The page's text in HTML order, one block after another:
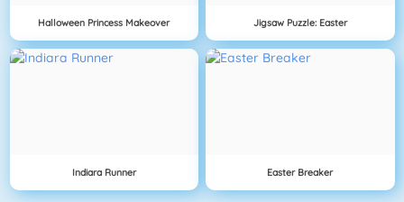
Halloween Princess Makeover Jigsaw Puzzle: Easter
Indiara Runner Easter Breaker